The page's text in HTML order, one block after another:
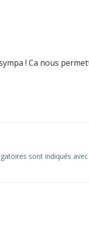
! Ca nous
sont indiqués avec